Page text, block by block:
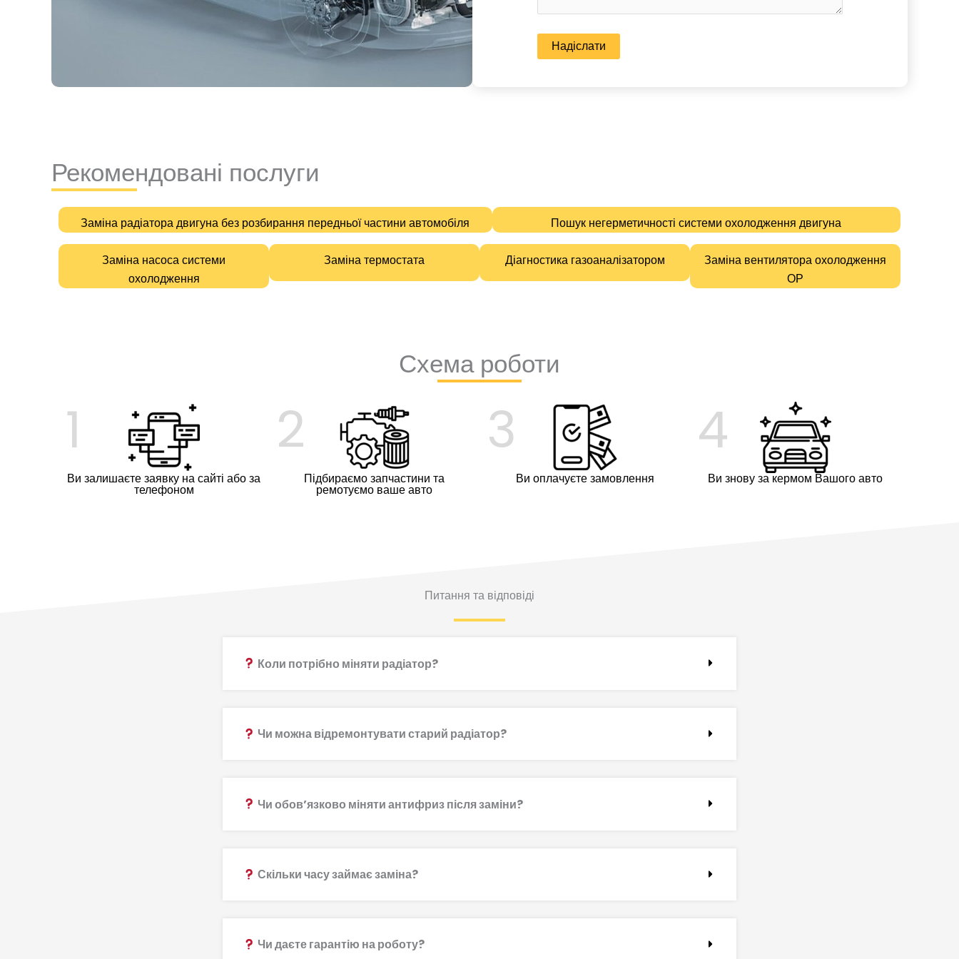
Рекомендовані послуги
Заміна радіатора двигуна без розбирання передньої частини автомобіля Пошук негерметичності системи охолодження двигуна
Заміна насоса системи
охолодження
Заміна термостата Діагностика газоаналізатором
Заміна вентилятора охолодження
ОР
Схема роботи
1
Ви залишаєте заявку на сайті або за
телефоном
2
Підбираємо запчастини та
ремотуємо ваше авто
3
Ви оплачуєте замовлення
4
Ви знову за кермом Вашого авто
Питання та відповіді
Коли потрібно міняти радіатор?
Чи можна відремонтувати старий радіатор?
Чи обов’язково міняти антифриз після заміни?
Скільки часу займає заміна?
Чи даєте гарантію на роботу?